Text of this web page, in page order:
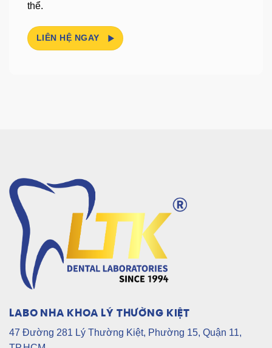
thể.
LIÊN HỆ NGAY
LABO NHA KHOA LÝ THƯỜNG KIỆT
47 Đường 281 Lý Thường Kiệt, Phường 15, Quận 11,